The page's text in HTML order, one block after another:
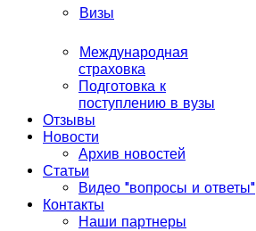
Визы
Международная
страховка
Подготовка к
поступлению в вузы
Отзывы
Новости
Архив новостей
Статьи
Видео "вопросы и ответы"
Контакты
Наши партнеры